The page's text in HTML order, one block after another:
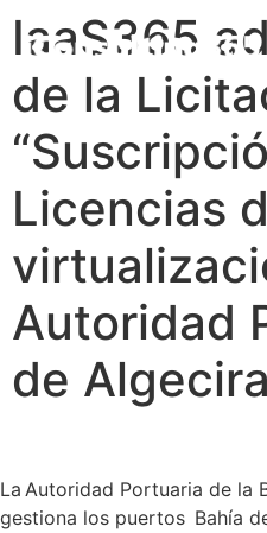
IaaS365
de la
Licencias
Autoridad
de
La Autoridad Portuaria de la
gestiona los puertos Bahía